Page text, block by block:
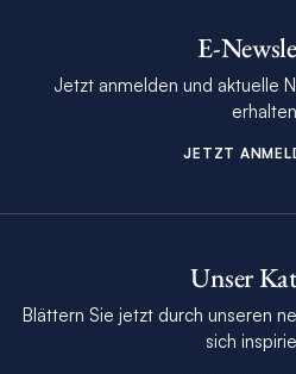
E-
Jetzt anmelden und aktuelle
JETZT
Unser
Blättern Sie jetzt durch unseren
sich